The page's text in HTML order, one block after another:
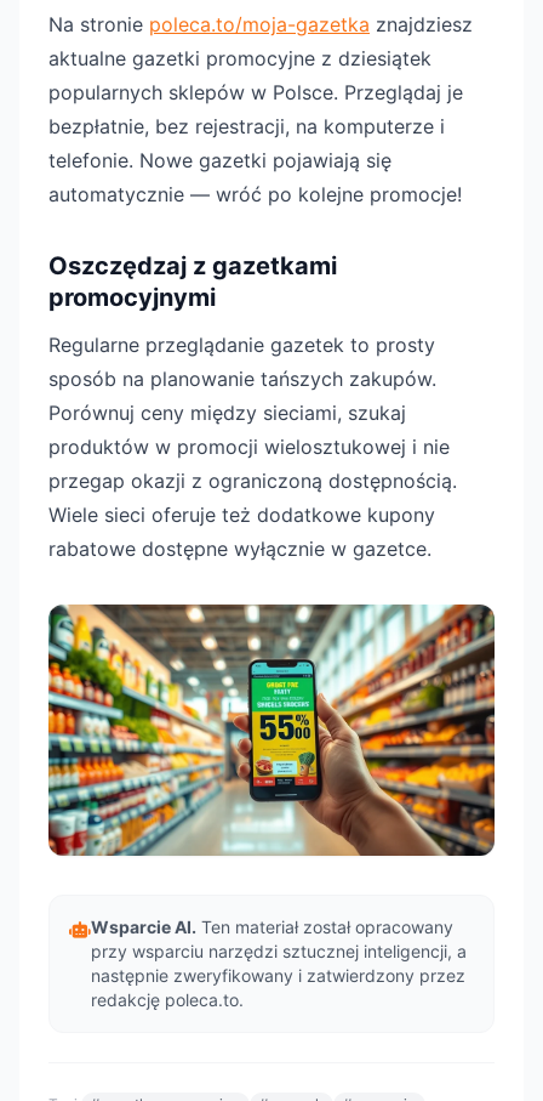
Na stronie poleca.to/moja-gazetka znajdziesz
aktualne gazetki promocyjne z dziesiątek
popularnych sklepów w Polsce. Przeglądaj je
bezpłatnie, bez rejestracji, na komputerze i
telefonie. Nowe gazetki pojawiają się
automatycznie — wróć po kolejne promocje!
Oszczędzaj z gazetkami
promocyjnymi
Regularne przeglądanie gazetek to prosty
sposób na planowanie tańszych zakupów.
Porównuj ceny między sieciami, szukaj
produktów w promocji wielosztukowej i nie
przegap okazji z ograniczoną dostępnością.
Wiele sieci oferuje też dodatkowe kupony
rabatowe dostępne wyłącznie w gazetce.
Wsparcie AI. Ten materiał został opracowany
przy wsparciu narzędzi sztucznej inteligencji, a
następnie zweryfikowany i zatwierdzony przez
redakcję poleca.to.